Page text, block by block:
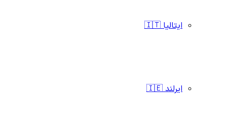
ایتالیا 🇮🇹
ایرلند 🇮🇪